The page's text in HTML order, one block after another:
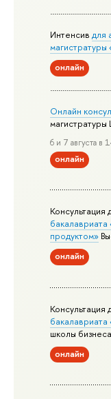
Интенсивдля
магистратуры
онлайн
Онлайн
6 и 7 августа в
онлайн
Консультация
продуктом»
онлайн
Консультация
школы
онлайн